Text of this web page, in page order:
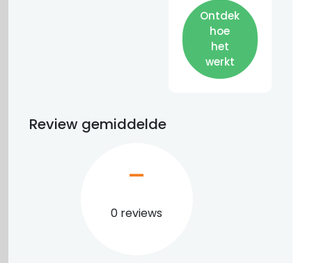
Ontdek
hoe
het
werkt
Review gemiddelde
0 reviews
–